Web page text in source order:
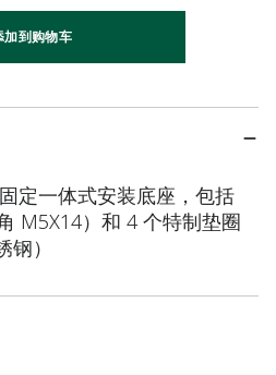
加到购物车
定一体式安装底座，包括
M5X14）和 4 个特制垫圈
）